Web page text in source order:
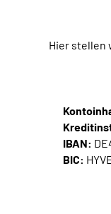
Hier stellen
IBAN:
BIC: